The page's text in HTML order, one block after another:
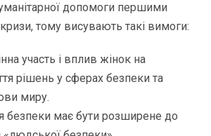
допомоги першими
тому висувають такі вимоги:
участь і вплив жінок на
рішень у сферах безпеки та
миру.
безпеки має бути розширене до